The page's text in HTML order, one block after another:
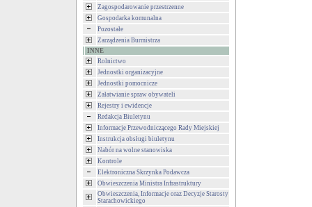
Zagospodarowanie przestrzenne
Gospodarka komunalna
Pozostałe
Zarządzenia Burmistrza
INNE
Rolnictwo
Jednostki organizacyjne
Jednostki pomocnicze
Załatwianie spraw obywateli
Rejestry i ewidencje
Redakcja Biuletynu
Informacje Przewodniczącego Rady Miejskiej
Instrukcja obsługi biuletynu
Nabór na wolne stanowiska
Kontrole
Elektroniczna Skrzynka Podawcza
Obwieszczenia Ministra Infrastruktury
Obwieszczenia, Informacje oraz Decyzje Starosty
Starachowickiego